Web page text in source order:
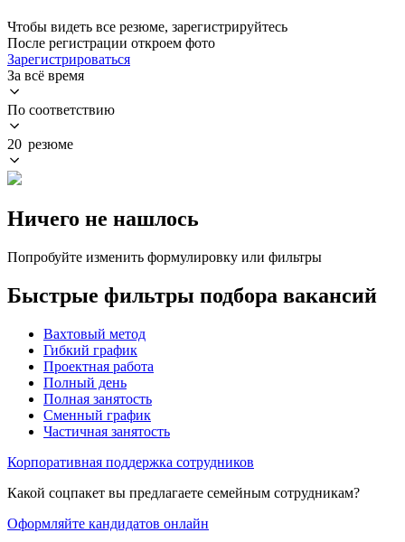
Чтобы видеть все резюме, зарегистрируйтесь
После регистрации откроем фото
Зарегистрироваться
За всё время
По соответствию
20 резюме
Ничего не нашлось
Попробуйте изменить формулировку или фильтры
Быстрые фильтры подбора вакансий
Вахтовый метод
Гибкий график
Проектная работа
Полный день
Полная занятость
Сменный график
Частичная занятость
Корпоративная поддержка сотрудников
Какой соцпакет вы предлагаете семейным сотрудникам?
Оформляйте кандидатов онлайн